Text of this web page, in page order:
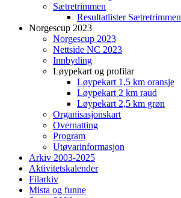
Sætretrimmen
Resultatlister Sætretrimmen
Norgescup 2023
Norgescup 2023
Nettside NC 2023
Innbyding
Løypekart og profilar
Løypekart 1,5 km oransje
Løypekart 2 km raud
Løypekart 2,5 km grøn
Organisasjonskart
Overnatting
Program
Utøvarinformasjon
Arkiv 2003-2025
Aktivitetskalender
Filarkiv
Mista og funne